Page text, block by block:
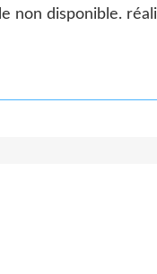
non disponible.